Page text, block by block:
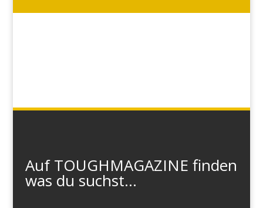
Auf TOUGHMAGAZINE finden
was du suchst...